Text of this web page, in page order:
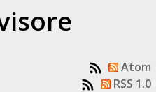
Atom
RSS 1.0